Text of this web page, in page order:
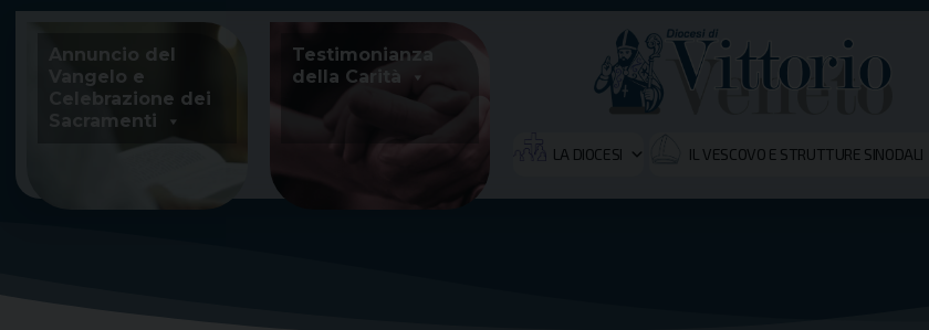
Skip
content
Annuncio del
Vangelo e
Celebrazione dei
Sacramenti
Testimonianza
della Carità
LA DIOCESI IL VESCOVO E STRUTTURE SINODALI